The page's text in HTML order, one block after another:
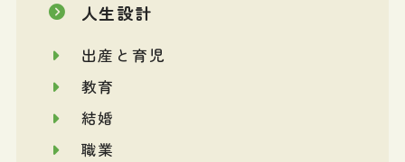
人生設計
出産と育児
教育
結婚
職業